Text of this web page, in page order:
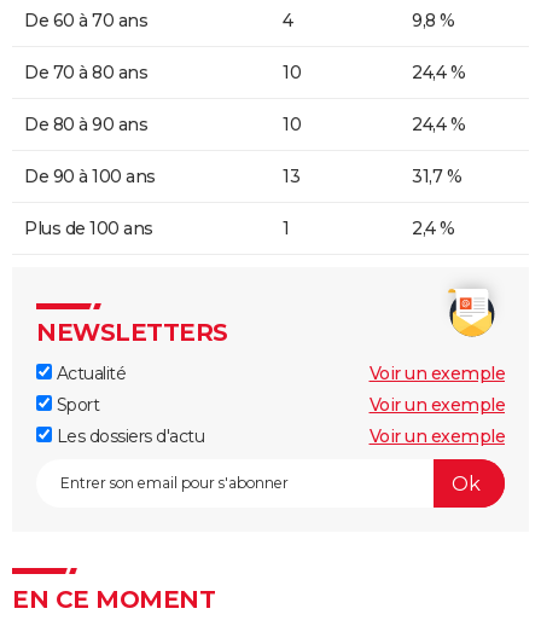
De 60 à 70 ans 4 9,8 %
De 70 à 80 ans 10 24,4 %
De 80 à 90 ans 10 24,4 %
De 90 à 100 ans 13 31,7 %
Plus de 100 ans 1 2,4 %
NEWSLETTERS
Actualité
Voir un exemple
Sport
Voir un exemple
Les dossiers d'actu
Voir un exemple
EN CE MOMENT